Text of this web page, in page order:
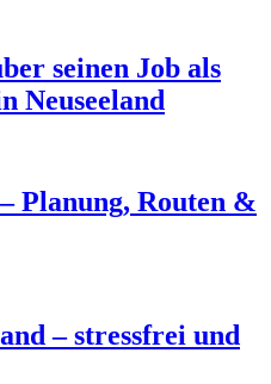
seinen Job als
Neuseeland
Planung, Routen &
– stressfrei und